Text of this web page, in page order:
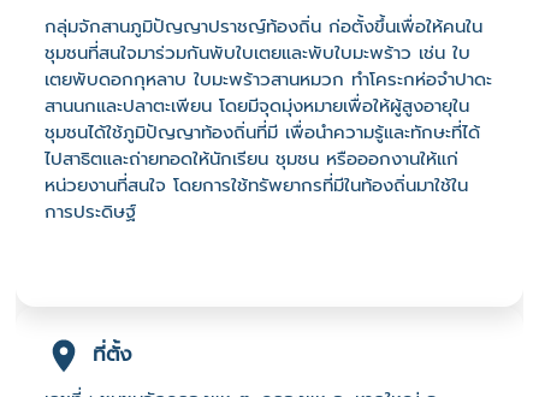
กลุ่มจักสานภูมิปัญญาปราชญ์ท้องถิ่น ก่อตั้งขึ้นเพื่อให้คนใน
ชุมชนที่สนใจมาร่วมกันพับใบเตยและพับใบมะพร้าว เช่น ใบ
เตยพับดอกกุหลาบ ใบมะพร้าวสานหมวก ทำโคระกห่อจำปาดะ
สานนกและปลาตะเพียน โดยมีจุดมุ่งหมายเพื่อให้ผู้สูงอายุใน
ชุมชนได้ใช้ภูมิปัญญาท้องถิ่นที่มี เพื่อนำความรู้และทักษะที่ได้
ไปสาธิตและถ่ายทอดให้นักเรียน ชุมชน หรือออกงานให้แก่
หน่วยงานที่สนใจ โดยการใช้ทรัพยากรที่มีในท้องถิ่นมาใช้ใน
การประดิษฐ์
ที่ตั้ง